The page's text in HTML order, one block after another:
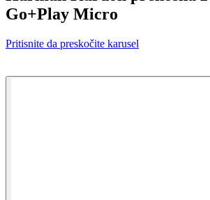
Go+Play Micro
Pritisnite da preskočite karusel